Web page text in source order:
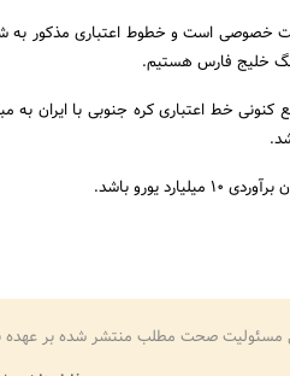
خصوصی است و خطوط اعتباری مذکور به
خلیج فارس هستیم.
یورو باشد.
مسئولیت صحت مطلب منتشر شده بر